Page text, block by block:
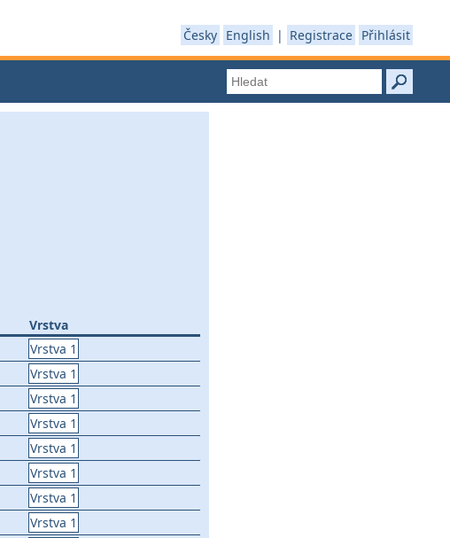
Česky English | Registrace Přihlásit
Vrstva
Vrstva 1
Vrstva 1
Vrstva 1
Vrstva 1
Vrstva 1
Vrstva 1
Vrstva 1
Vrstva 1